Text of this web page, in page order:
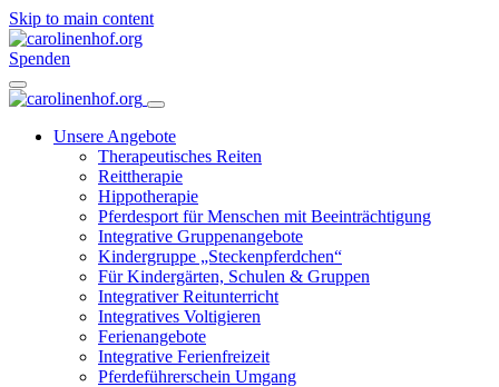
Skip to main content
Spenden
Unsere Angebote
Therapeutisches Reiten
Reittherapie
Hippotherapie
Pferdesport für Menschen mit Beeinträchtigung
Integrative Gruppenangebote
Kindergruppe „Steckenpferdchen“
Für Kindergärten, Schulen & Gruppen
Integrativer Reitunterricht
Integratives Voltigieren
Ferienangebote
Integrative Ferienfreizeit
Pferdeführerschein Umgang